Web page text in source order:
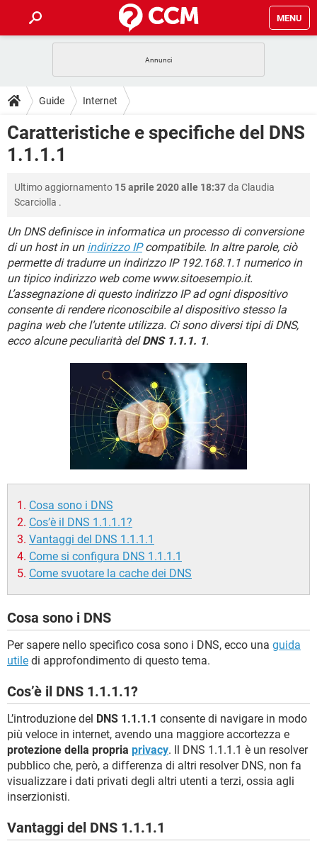
MENU
INTRATTENIMENTO
iOS WINDOWS 10
INSTAGRAM
HARDWARE
GUIDE
COVID-19
INTRATTENIMENTO ANDROID
INSTAGRAM WHATSAPP
HARDWARE
DOWNLOAD
COVID-19
iOS
INSTAGRAM
TIKTOK FACEBOOK
HARDWARE
FORUM
COVID-19 GAMING
iOS WINDOWS 10
INSTAGRAM WHATSAPP
TIKTOK FACEBOOK
HARDWARE
GLOSSARIO
COVID-19
INTRATTENIMENTO ANDROID
iOS WINDOWS 10
INSTAGRAM WHATSAPP
TIKTOK FACEBOOK
HARDWARE
Guide Internet
Caratteristiche e specifiche del DNS
1.1.1.1
Ultimo aggiornamento 15 aprile 2020 alle 18:37da Claudia
Scarciolla .
Un DNS definisce in informatica un processo di conversione
di un host in un indirizzo IPcompatibile. In altre parole, ciò
permette di tradurre un indirizzo IP 192.168.1.1 numerico in
un tipico indirizzo web come www.sitoesempio.it.
L’assegnazione di questo indirizzo IP ad ogni dispositivo
consente di rendere riconoscibile al dispositivo stesso la
pagina web che l’utente utilizza. Ci sono diversi tipi di DNS,
ecco alcune peculiarità delDNS 1.1.1. 1.
Cosa sono i DNS
Cos’è il DNS 1.1.1.1?
Vantaggi del DNS 1.1.1.1
Come si configura DNS 1.1.1.1
Come svuotare la cache dei DNS
Cosa sono i DNS
Per sapere nello specifico cosa sono i DNS, ecco una guida
utile di approfondimento di questo tema.
Cos’è il DNS 1.1.1.1?
L’introduzione del DNS 1.1.1.1 consente di navigare in modo
più veloce in internet, avendo una maggiore accortezza e
protezione della propria privacy. Il DNS 1.1.1.1 è un resolver
pubblico che, però, a differenza di altri resolver DNS, non fa
visualizzare i dati privati degli altri utenti a terzi, ossia agli
inserzionisti.
Vantaggi del DNS 1.1.1.1